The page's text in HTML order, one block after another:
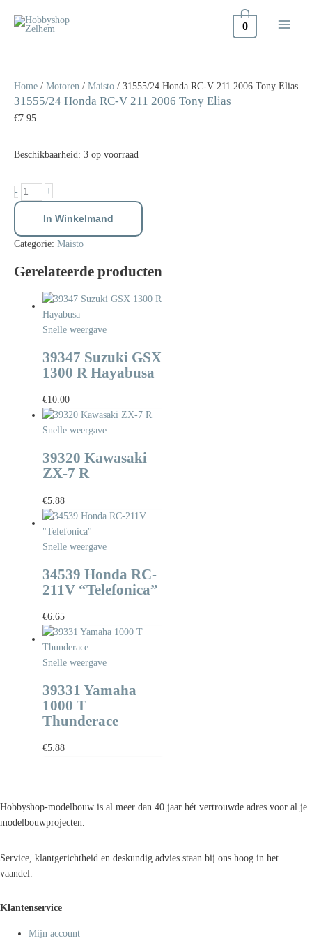
naar
0
Home / Motoren / Maisto / 31555/24 Honda RC-V 211 2006 Tony Elias
31555/24 Honda RC-V 211 2006 Tony Elias
€7.95
Beschikbaarheid: 3 op voorraad
-
RC-
V
211
+
In Winkelmand
Categorie: Maisto
Gerelateerde producten
Snelle weergave
39347 Suzuki GSX
1300 R Hayabusa
€10.00
Snelle weergave
39320 Kawasaki
ZX-7 R
€5.88
Snelle weergave
34539 Honda RC-
211V “Telefonica”
€6.65
Snelle weergave
39331 Yamaha
1000 T
Thunderace
€5.88
Hobbyshop-modelbouw is al meer dan 40 jaar hét vertrouwde adres voor al je
modelbouwprojecten.
Service, klantgerichtheid en deskundig advies staan bij ons hoog in het
vaandel.
Klantenservice
Mijn account